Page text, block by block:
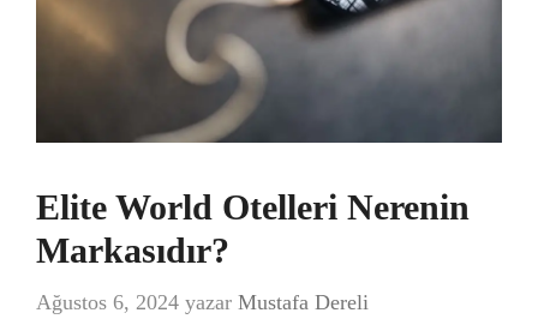
Elite World Otelleri Nerenin
Markasıdır?
Ağustos 6, 2024 yazar Mustafa Dereli